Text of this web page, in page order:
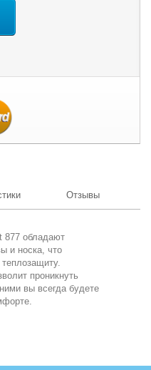
Отзывы
877 обладают
и носка, что
проникнуть
вы всегда будете